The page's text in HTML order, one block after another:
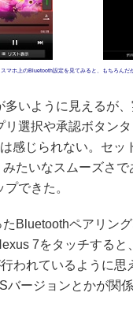
マホ上のBluetooth設定を見てみると、もちろんだ
いように見えるが、
選択や承認ボタンタ
感じられない。セッ
たいなスムーズさで
できた。
Bluetoothペアリン
7をタッチすると
われているように思
バージョンとかが関